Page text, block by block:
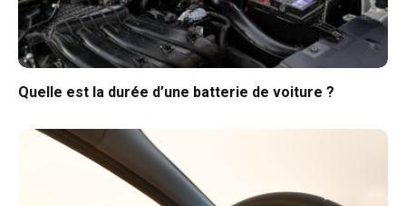
Quelle est la durée d’une batterie de voiture ?